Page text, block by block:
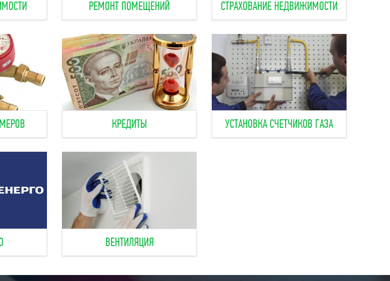
РЕМОНТ ПОМЕЩЕНИЙ СТРАХОВАНИЕ НЕДВИЖИМОСТИ
КРЕДИТЫ УСТАНОВКА СЧЕТЧИКОВ ГАЗА
ВЕНТИЛЯЦИЯ